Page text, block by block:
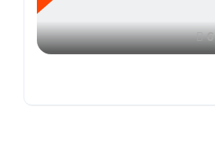
6